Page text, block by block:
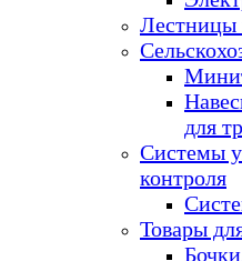
Лестницы
для
Системы
контроля
Товары